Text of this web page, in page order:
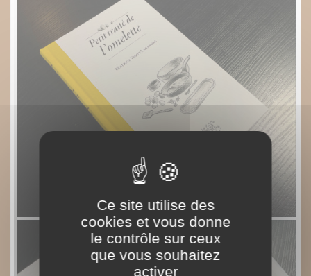
Ce site utilise des
cookies et vous donne
le contrôle sur ceux
que vous souhaitez
activer